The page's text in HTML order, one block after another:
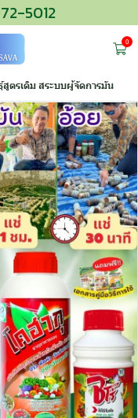
5012
0
ตรเดิม สระบบผู้จัดการมัน